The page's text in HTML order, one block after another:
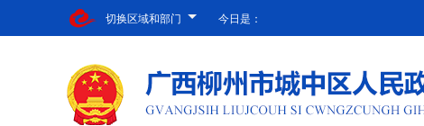
切换区域和部门 今日是：